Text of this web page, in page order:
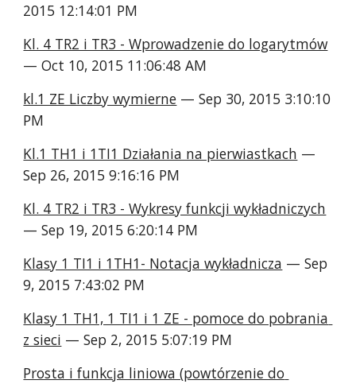
2015 12:14:01 PM
Kl. 4 TR2 i TR3 - Wprowadzenie do logarytmów
— Oct 10, 2015 11:06:48 AM
kl.1 ZE Liczby wymierne — Sep 30, 2015 3:10:10
PM
Kl.1 TH1 i 1TI1 Działania na pierwiastkach —
Sep 26, 2015 9:16:16 PM
Kl. 4 TR2 i TR3 - Wykresy funkcji wykładniczych
— Sep 19, 2015 6:20:14 PM
Klasy 1 TI1 i 1TH1- Notacja wykładnicza — Sep
9, 2015 7:43:02 PM
Klasy 1 TH1, 1 TI1 i 1 ZE - pomoce do pobrania
z sieci — Sep 2, 2015 5:07:19 PM
Prosta i funkcja liniowa (powtórzenie do